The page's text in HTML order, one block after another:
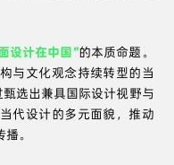
设计在中国”的本质命题。
与文化观念持续转型的当
选出兼具国际设计视野与
代设计的多元面貌，推动
。